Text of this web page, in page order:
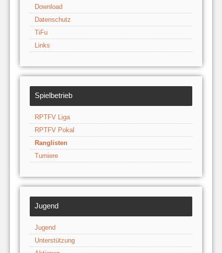
Download
Datenschutz
TiFu
Links
Spielbetrieb
RPTFV Liga
RPTFV Pokal
Ranglisten
Turniere
Jugend
Jugend
Unterstützung